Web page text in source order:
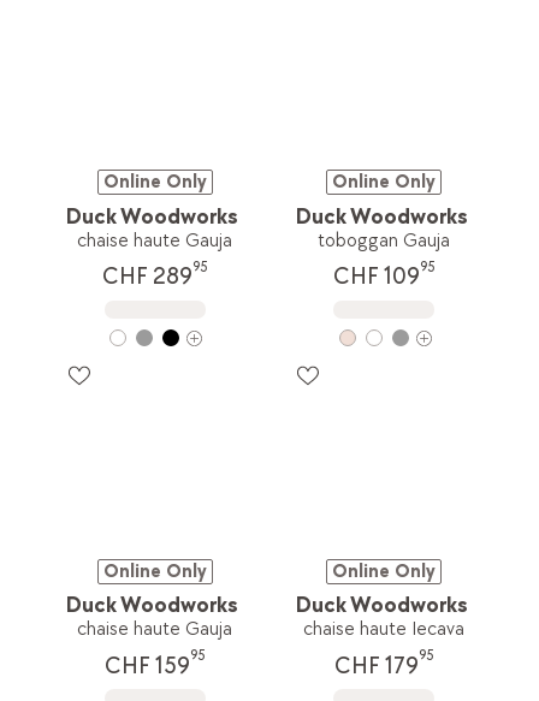
Online Only
Duck Woodworks
chaise haute Gauja
CHF 28995
Online Only
Duck Woodworks
toboggan Gauja
CHF 10995
Online Only
Duck Woodworks
chaise haute Gauja
CHF 15995
Online Only
Duck Woodworks
chaise haute Iecava
CHF 17995